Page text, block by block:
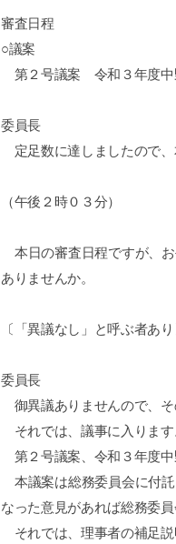
審査日程
○議案
第２号議案 令和３年度中
委員長
定足数に達しましたので
（午後２時０３分）
本日の審査日程ですが、
ありませんか。
〔「異議なし」と呼ぶ者あ
委員長
御異議ありませんので、
それでは、議事に入ります
第２号議案、令和３年度中
本議案は総務委員会に付
なった意見があれば総務委
それでは、理事者の補足